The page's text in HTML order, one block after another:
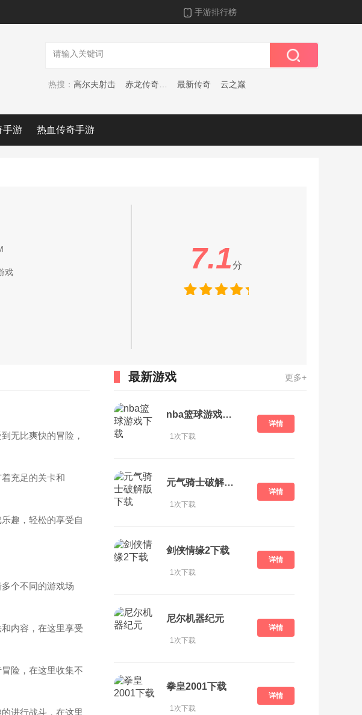
手游排行榜
热搜： 高尔夫射击 最新传奇 云之巅
手游 热血传奇手游
戏 7.1分
无比爽快的冒险，
充足的关卡和
趣，轻松的享受自
个不同的游戏场
内容，在这里享受
险，在这里收集不
进行战斗，在这里
最新游戏 更多+
nba篮球游戏下载
1次下载
详情
元气骑士破解版 下载
1次下载
详情
剑侠情缘2下载
1次下载
详情
尼尔机器纪元
1次下载
详情
拳皇2001下载
1次下载
详情